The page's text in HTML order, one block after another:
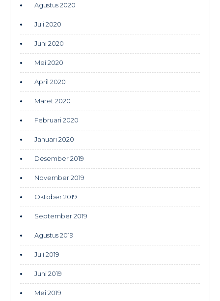
Agustus 2020
Juli 2020
Juni 2020
Mei 2020
April 2020
Maret 2020
Februari 2020
Januari 2020
Desember 2019
November 2019
Oktober 2019
September 2019
Agustus 2019
Juli 2019
Juni 2019
Mei 2019